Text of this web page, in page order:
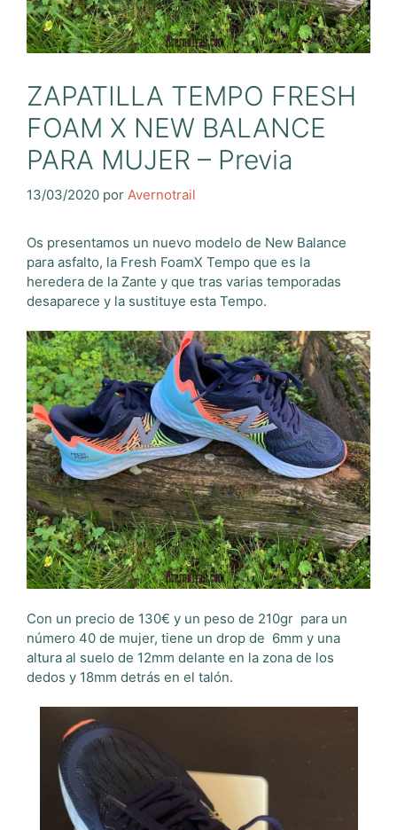
ZAPATILLA TEMPO FRESH
FOAM X NEW BALANCE
PARA MUJER – Previa
13/03/2020 por Avernotrail
Os presentamos un nuevo modelo de New Balance
para asfalto, la Fresh FoamX Tempo que es la
heredera de la Zante y que tras varias temporadas
desaparece y la sustituye esta Tempo.
Con un precio de 130€ y un peso de 210gr para un
número 40 de mujer, tiene un drop de 6mm y una
altura al suelo de 12mm delante en la zona de los
dedos y 18mm detrás en el talón.